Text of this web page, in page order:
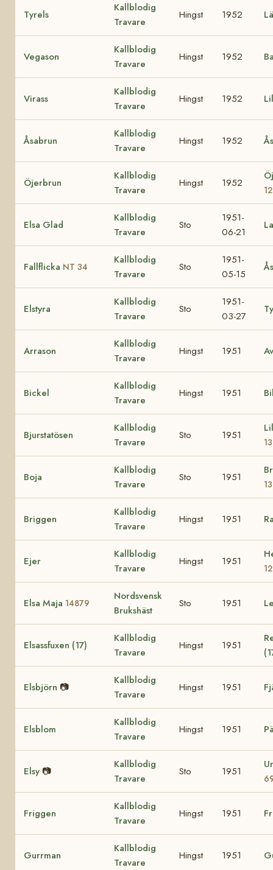
Tyrels
Kallblodig
Travare
Hingst 1952
Vegason
Kallblodig
Travare
Hingst 1952
Virass
Kallblodig
Travare
Hingst 1952
Åsabrun
Kallblodig
Travare
Hingst 1952
Öjerbrun
Kallblodig
Travare
Hingst 1952
Elsa Glad
Kallblodig
Travare
Sto
1951-
06-21
Fallflicka NT 34
Kallblodig
Travare
Sto
1951-
05-15
Elstyra
Kallblodig
Travare
Sto
1951-
03-27
Arrason
Kallblodig
Travare
Hingst 1951
Bickel
Kallblodig
Travare
Hingst 1951
Bjurstatösen
Kallblodig
Travare
Sto 1951
Boja
Kallblodig
Travare
Sto 1951
Briggen
Kallblodig
Travare
Hingst 1951
Ejer
Kallblodig
Travare
Hingst 1951
Elsa Maja 14879
Nordsvensk
Brukshäst
Sto 1951
Elsassfuxen (17)
Kallblodig
Travare
Hingst 1951
Elsbjörn 📷
Kallblodig
Travare
Hingst 1951
Elsblom
Kallblodig
Travare
Hingst 1951
Elsy 📷
Kallblodig
Travare
Sto 1951
Friggen
Kallblodig
Travare
Hingst 1951
Gurrman
Kallblodig
Travare
Hingst 1951